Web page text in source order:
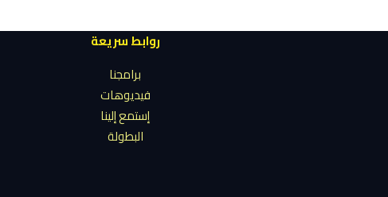
روابط سريعة
برامجنا
فيديوهات
إستمع إلينا
البطولة